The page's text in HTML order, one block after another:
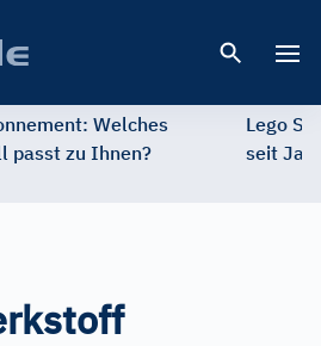
Welches
passt zu Ihnen?
Lego
seit